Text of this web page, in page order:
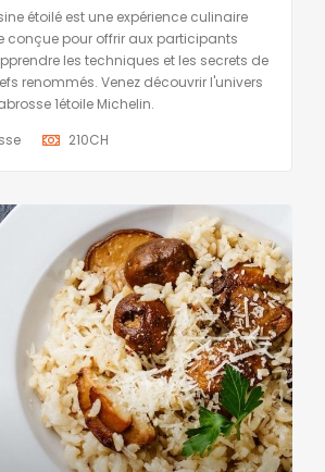
étoilé est une expérience culinaire
conçue pour offrir aux participants
les techniques et les secrets de
renommés. Venez découvrir l'univers
1étoile Michelin.
210CH